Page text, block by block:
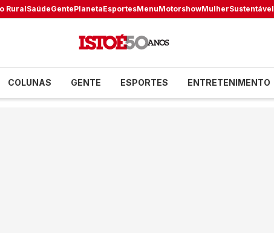
RuralSaúdeGentePlanetaEsportesMenuMotorshowMulherSustentável
COLUNAS GENTE ESPORTES ENTRETENIMENTO